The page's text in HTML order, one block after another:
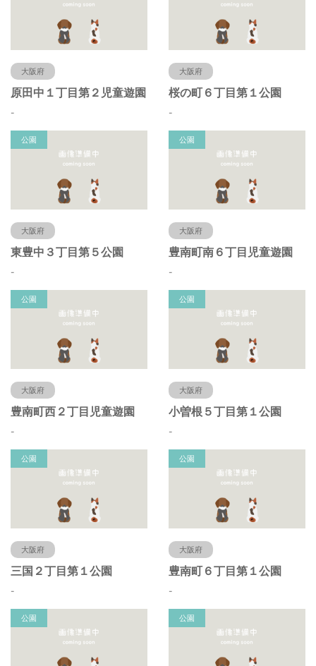
大阪府
原田中１丁目第２児童遊園
-
大阪府
桜の町６丁目第１公園
-
公園
大阪府
東豊中３丁目第５公園
-
公園
大阪府
豊南町南６丁目児童遊園
-
公園
大阪府
豊南町西２丁目児童遊園
-
公園
大阪府
小曽根５丁目第１公園
-
公園
大阪府
三国２丁目第１公園
-
公園
大阪府
豊南町６丁目第１公園
-
公園 公園